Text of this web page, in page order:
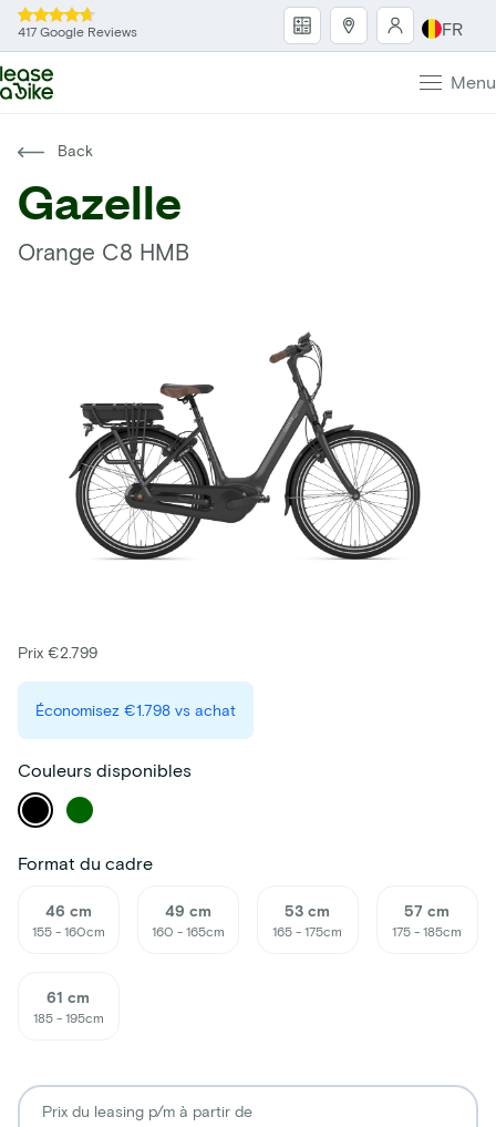
417 Google Reviews FR
Menu
Back
Gazelle
Orange C8 HMB
Prix €2.799
Économisez €1.798 vs achat
Couleurs disponibles
Format du cadre
46 cm
155 - 160cm
49 cm
160 - 165cm
53 cm
165 - 175cm
57 cm
175 - 185cm
61 cm
185 - 195cm
Prix du leasing p/m à partir de